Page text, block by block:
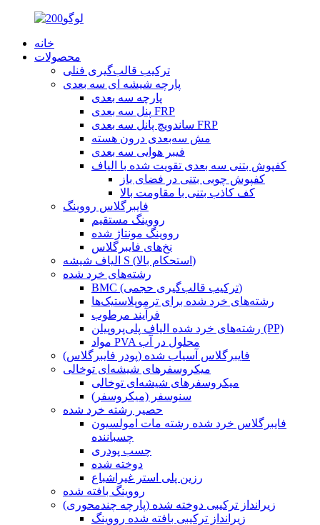
خانه
محصولات
ترکیب قالب‌گیری فنلی
پارچه شیشه ای سه بعدی
پارچه سه بعدی
پنل سه بعدی FRP
ساندویچ پانل سه بعدی FRP
مش سه‌بعدی درون هسته
فیبر هوایی سه بعدی
کفپوش بتنی سه بعدی تقویت شده با الیاف
کفپوش چوبی بتنی در فضای باز
کف کاذب بتنی با مقاومت بالا
فایبرگلاس رووینگ
رووینگ مستقیم
رووینگ مونتاژ شده
نخ‌های فایبرگلاس
الیاف شیشه S (استحکام بالا)
رشته‌های خرد شده
BMC (ترکیب قالب‌گیری حجمی)
رشته‌های خرد شده برای ترموپلاستیک‌ها
فرآیند مرطوب
رشته‌های خرد شده الیاف پلی‌پروپیلن (PP)
مواد PVA محلول در آب
فایبرگلاس آسیاب شده (پودر فایبرگلاس)
میکروسفرهای شیشه‌ای توخالی
میکروسفرهای شیشه‌ای توخالی
سنوسفر (میکروسفر)
حصیر رشته خرد شده
فایبرگلاس خرد شده رشته مات امولسیون
چسباننده
چسب پودری
دوخته شده
رزین پلی استر غیراشباع
رووینگ بافته شده
زیرانداز ترکیبی دوخته شده (پارچه چندمحوری)
زیرانداز ترکیبی بافته شده رووینگ